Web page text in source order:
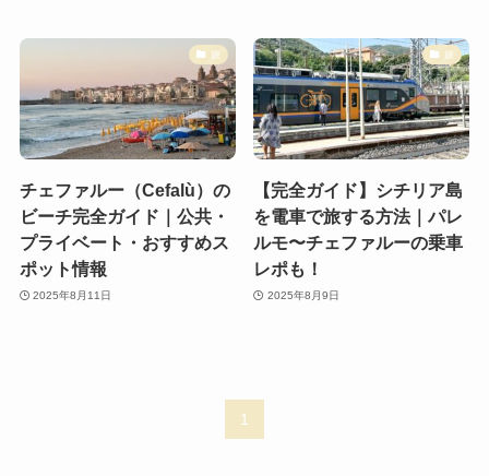
旅
チェファルー（Cefalù）の
ビーチ完全ガイド｜公共・
プライベート・おすすめス
ポット情報
2025年8月11日
旅
【完全ガイド】シチリア島
を電車で旅する方法｜パレ
ルモ〜チェファルーの乗車
レポも！
2025年8月9日
1